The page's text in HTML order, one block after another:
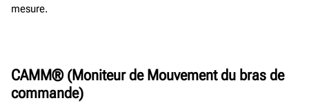
mesure.
CAMM® (Moniteur de Mouvement du bras de
commande)